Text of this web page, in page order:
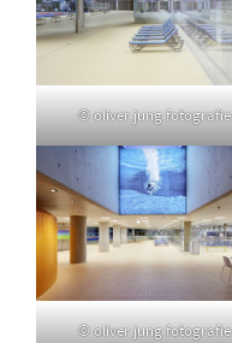
© oliver jung fotografie
© oliver jung fotografie